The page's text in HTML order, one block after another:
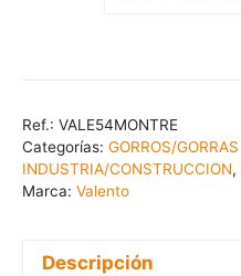
Ref.: VALE54MONTRE
Categorías: GORROS/
INDUSTRIA/CONSTRUCCION,
Marca: Valento
Descripción